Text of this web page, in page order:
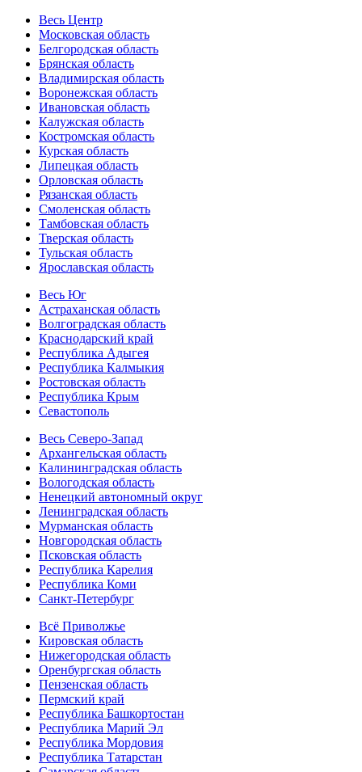
Весь Центр
Московская область
Белгородская область
Брянская область
Владимирская область
Воронежская область
Ивановская область
Калужская область
Костромская область
Курская область
Липецкая область
Орловская область
Рязанская область
Смоленская область
Тамбовская область
Тверская область
Тульская область
Ярославская область
Весь Юг
Астраханская область
Волгоградская область
Краснодарский край
Республика Адыгея
Республика Калмыкия
Ростовская область
Республика Крым
Севастополь
Весь Северо-Запад
Архангельская область
Калининградская область
Вологодская область
Ненецкий автономный округ
Ленинградская область
Мурманская область
Новгородская область
Псковская область
Республика Карелия
Республика Коми
Санкт-Петербург
Всё Приволжье
Кировская область
Нижегородская область
Оренбургская область
Пензенская область
Пермский край
Республика Башкортостан
Республика Марий Эл
Республика Мордовия
Республика Татарстан